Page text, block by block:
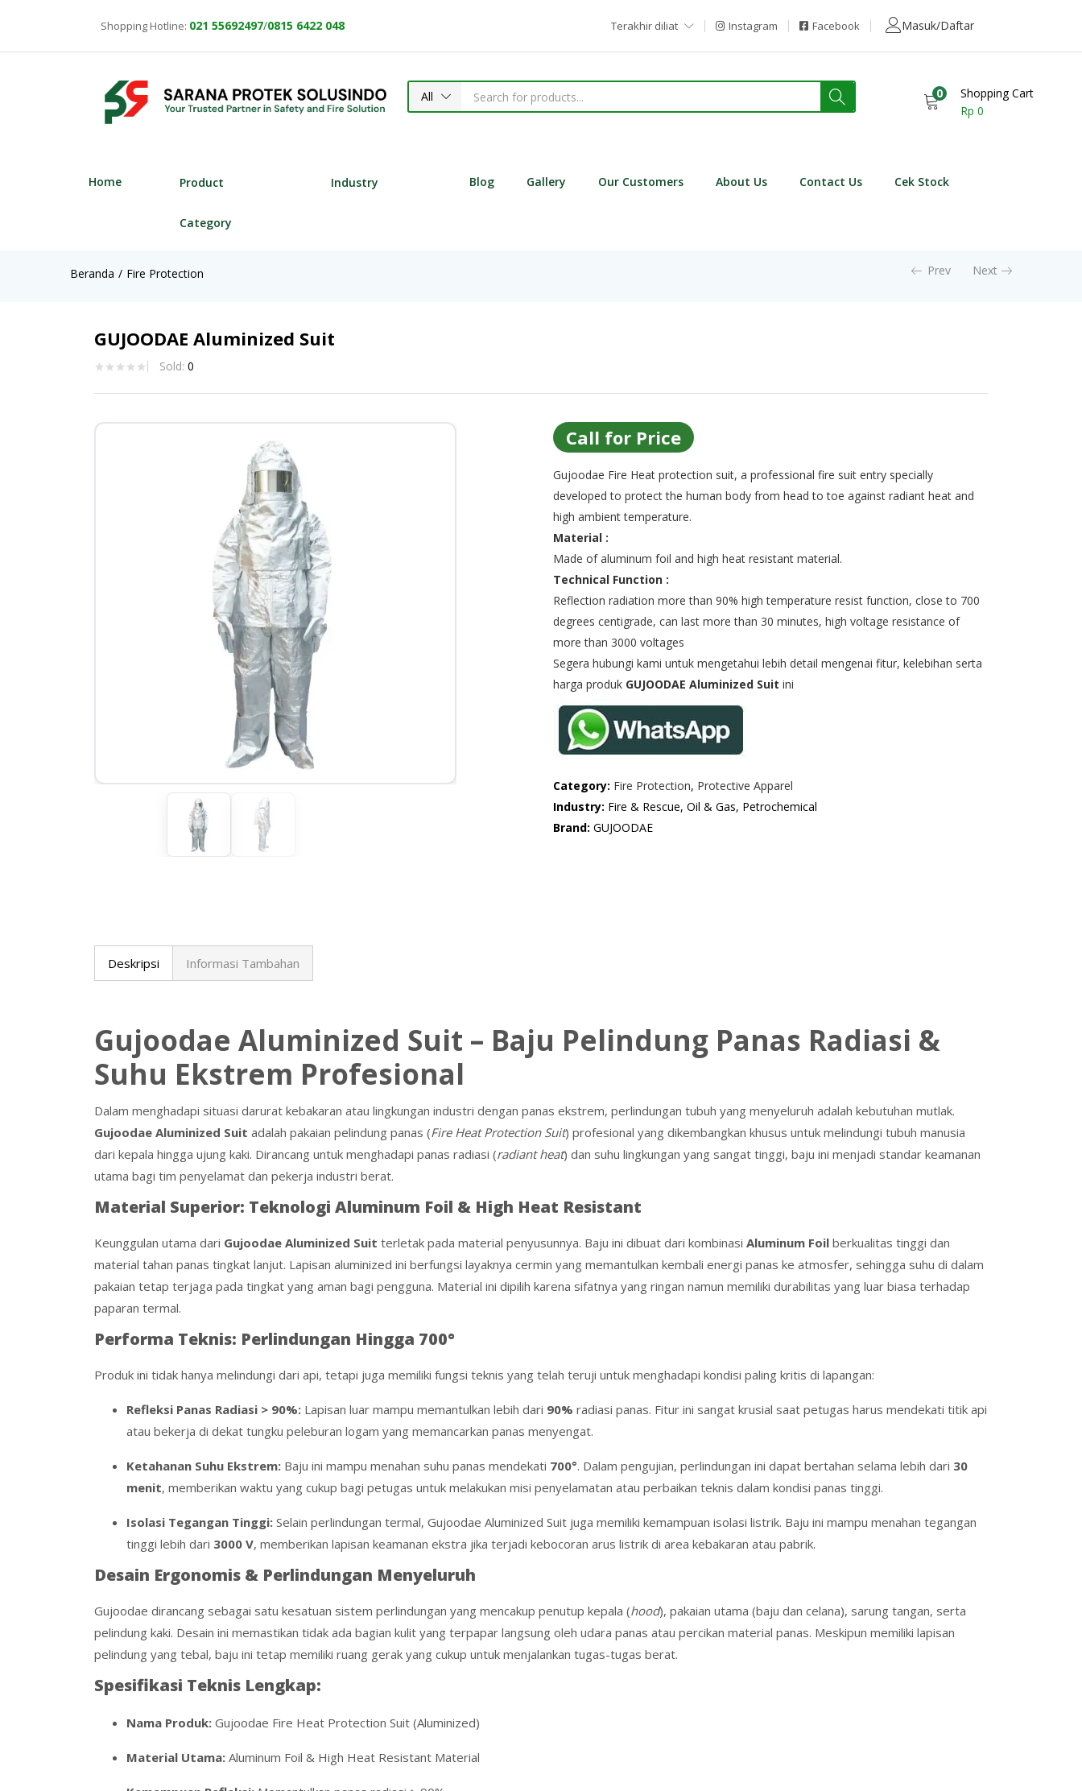
Shopping Hotline: 021 55692497/0815 6422 048 Terakhir diliat Instagram Facebook Masuk/Daftar
All 0
Shopping Cart
Rp 0
Home Product
Category
Industry Blog Gallery Our Customers About Us Contact Us Cek Stock
Beranda Fire Protection Prev Next
GUJOODAE Aluminized Suit
Sold: 0
Call for Price
Gujoodae Fire Heat protection suit, a professional fire suit entry specially
developed to protect the human body from head to toe against radiant heat and
high ambient temperature.
Material :
Made of aluminum foil and high heat resistant material.
Technical Function :
Reflection radiation more than 90% high temperature resist function, close to 700
degrees centigrade, can last more than 30 minutes, high voltage resistance of
more than 3000 voltages
Segera hubungi kami untuk mengetahui lebih detail mengenai fitur, kelebihan serta
harga produk GUJOODAE Aluminized Suit ini
Category: Fire Protection, Protective Apparel
Industry: Fire & Rescue, Oil & Gas, Petrochemical
Brand: GUJOODAE
Deskripsi Informasi Tambahan
Gujoodae Aluminized Suit – Baju Pelindung Panas Radiasi &
Suhu Ekstrem Profesional
Dalam menghadapi situasi darurat kebakaran atau lingkungan industri dengan panas ekstrem, perlindungan tubuh yang menyeluruh adalah kebutuhan mutlak.
Gujoodae Aluminized Suit adalah pakaian pelindung panas (Fire Heat Protection Suit) profesional yang dikembangkan khusus untuk melindungi tubuh manusia
dari kepala hingga ujung kaki. Dirancang untuk menghadapi panas radiasi (radiant heat) dan suhu lingkungan yang sangat tinggi, baju ini menjadi standar keamanan
utama bagi tim penyelamat dan pekerja industri berat.
Material Superior: Teknologi Aluminum Foil & High Heat Resistant
Keunggulan utama dari Gujoodae Aluminized Suit terletak pada material penyusunnya. Baju ini dibuat dari kombinasi Aluminum Foil berkualitas tinggi dan
material tahan panas tingkat lanjut. Lapisan aluminized ini berfungsi layaknya cermin yang memantulkan kembali energi panas ke atmosfer, sehingga suhu di dalam
pakaian tetap terjaga pada tingkat yang aman bagi pengguna. Material ini dipilih karena sifatnya yang ringan namun memiliki durabilitas yang luar biasa terhadap
paparan termal.
Performa Teknis: Perlindungan Hingga 700°
Produk ini tidak hanya melindungi dari api, tetapi juga memiliki fungsi teknis yang telah teruji untuk menghadapi kondisi paling kritis di lapangan:
Refleksi Panas Radiasi > 90%: Lapisan luar mampu memantulkan lebih dari 90% radiasi panas. Fitur ini sangat krusial saat petugas harus mendekati titik api
atau bekerja di dekat tungku peleburan logam yang memancarkan panas menyengat.
Ketahanan Suhu Ekstrem: Baju ini mampu menahan suhu panas mendekati 700°. Dalam pengujian, perlindungan ini dapat bertahan selama lebih dari 30
menit, memberikan waktu yang cukup bagi petugas untuk melakukan misi penyelamatan atau perbaikan teknis dalam kondisi panas tinggi.
Isolasi Tegangan Tinggi: Selain perlindungan termal, Gujoodae Aluminized Suit juga memiliki kemampuan isolasi listrik. Baju ini mampu menahan tegangan
tinggi lebih dari 3000 V, memberikan lapisan keamanan ekstra jika terjadi kebocoran arus listrik di area kebakaran atau pabrik.
Desain Ergonomis & Perlindungan Menyeluruh
Gujoodae dirancang sebagai satu kesatuan sistem perlindungan yang mencakup penutup kepala (hood), pakaian utama (baju dan celana), sarung tangan, serta
pelindung kaki. Desain ini memastikan tidak ada bagian kulit yang terpapar langsung oleh udara panas atau percikan material panas. Meskipun memiliki lapisan
pelindung yang tebal, baju ini tetap memiliki ruang gerak yang cukup untuk menjalankan tugas-tugas berat.
Spesifikasi Teknis Lengkap:
Nama Produk: Gujoodae Fire Heat Protection Suit (Aluminized)
Material Utama: Aluminum Foil & High Heat Resistant Material